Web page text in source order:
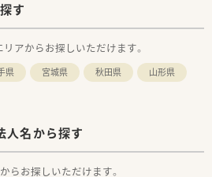
す
アからお探しいただけます。
県 宮城県 秋田県
山形県
人名から探す
らお探しいただけます。